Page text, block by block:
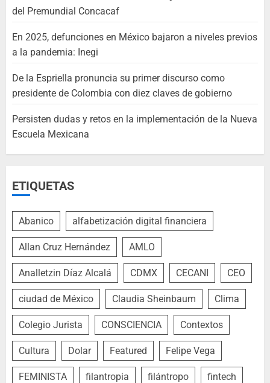
del Premundial Concacaf
En 2025, defunciones en México bajaron a niveles previos
a la pandemia: Inegi
De la Espriella pronuncia su primer discurso como
presidente de Colombia con diez claves de gobierno
Persisten dudas y retos en la implementación de la Nueva
Escuela Mexicana
ETIQUETAS
Abanico alfabetización digital financiera
Allan Cruz Hernández AMLO
Analletzin Díaz Alcalá CDMX CECANI CEO
ciudad de México Claudia Sheinbaum Clima
Colegio Jurista CONSCIENCIA Contextos
Cultura Dolar Featured Felipe Vega
FEMINISTA filantropia filántropo fintech